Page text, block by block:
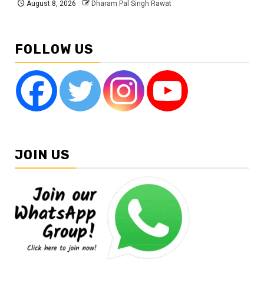
August 8, 2026 Dharam Pal Singh Rawat
FOLLOW US
JOIN US